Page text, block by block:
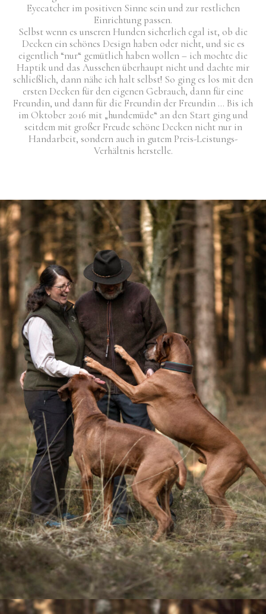
Eyecatcher im positiven Sinne sein und zur restlichen
Einrichtung passen.
Selbst wenn es unseren Hunden sicherlich egal ist, ob die
Decken ein schönes Design haben oder nicht, und sie es
eigentlich “nur“ gemütlich haben wollen – ich mochte die
Haptik und das Aussehen überhaupt nicht und dachte mir
schließlich, dann nähe ich halt selbst! So ging es los mit den
ersten Decken für den eigenen Gebrauch, dann für eine
Freundin, und dann für die Freundin der Freundin ... Bis ich
im Oktober 2016 mit „hundemüde“ an den Start ging und
seitdem mit großer Freude schöne Decken nicht nur in
Handarbeit, sondern auch in gutem Preis-Leistungs-
Verhältnis herstelle.